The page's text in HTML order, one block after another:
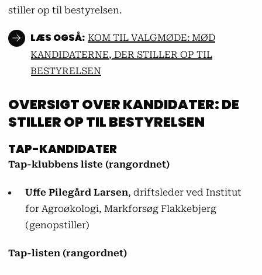
stiller op til bestyrelsen.
KOM TIL VALGMØDE: MØD
KANDIDATERNE, DER STILLER OP TIL
BESTYRELSEN
OVERSIGT OVER KANDIDATER: DE
STILLER OP TIL BESTYRELSEN
TAP-KANDIDATER
Tap-klubbens liste (rangordnet)
Uffe Pilegård Larsen, driftsleder ved Institut
for Agroøkologi, Markforsøg Flakkebjerg
(genopstiller)
Tap-listen (rangordnet)